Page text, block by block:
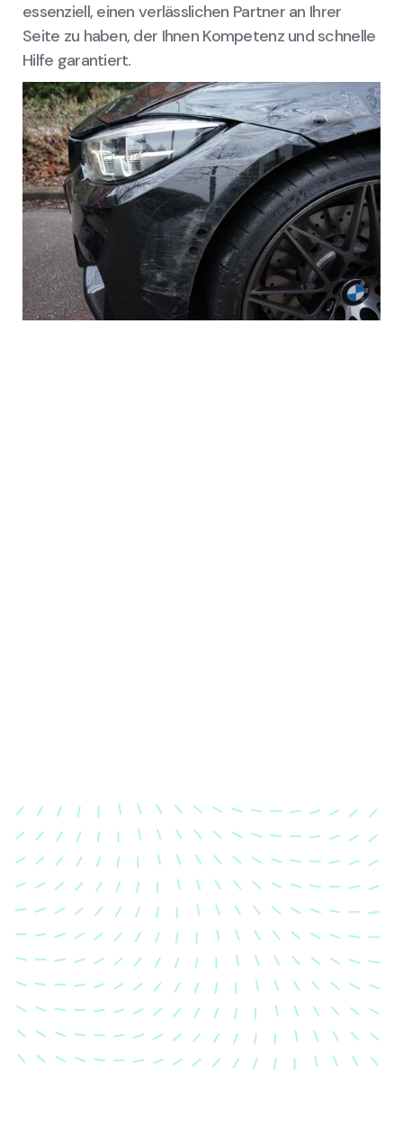
essenziell, einen verlässlichen Partner an Ihrer
Seite zu haben, der Ihnen Kompetenz und schnelle
Hilfe garantiert.
Karosserievermessung
Unsere exakte Karosserievermessung stellt sicher,
dass Ihre Fahrzeugkarosserie nach einem Unfall
wieder in ihren ursprünglichen Zustand gebracht
wird.